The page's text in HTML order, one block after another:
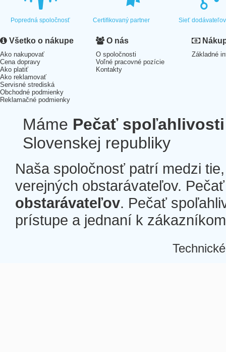
Popredná spoločnosť Certifikovaný partner Sieť dodávateľov
Všetko o nákupe
Ako nakupovať
Cena dopravy
Ako platiť
Ako reklamovať
Servisné strediská
Obchodné podmienky
Reklamačné podmienky
O nás
O spoločnosti
Voľné pracovné pozície
Kontakty
Základné
Máme Pečať spoľahlivosti
Slovenskej republiky
Naša spoločnosť patrí medzi
verejných obstarávateľov.
obstarávateľov. Pečať
prístupe a jednaní k